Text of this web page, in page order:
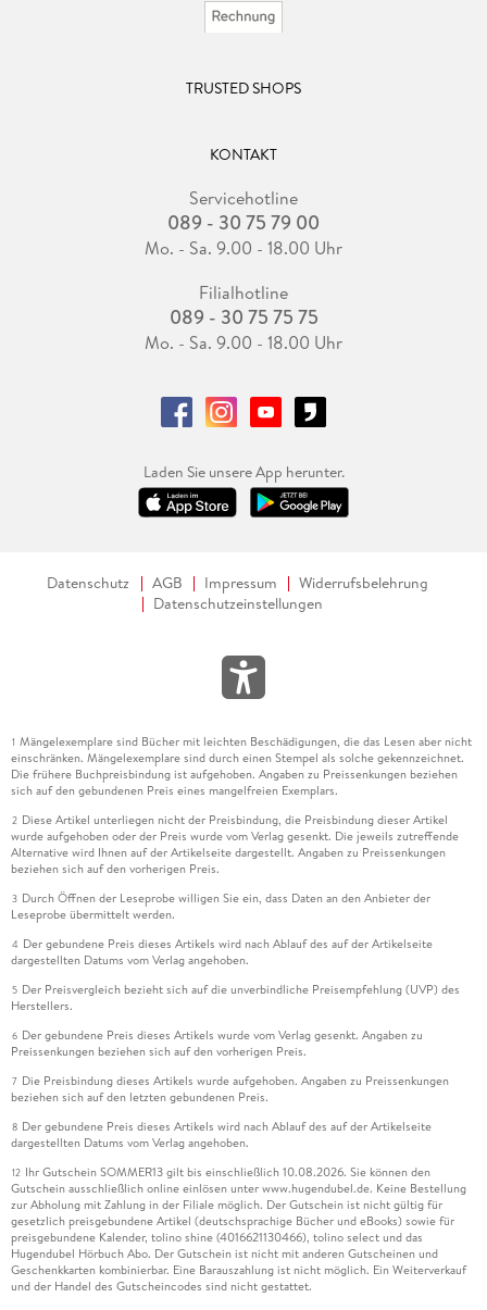
TRUSTED SHOPS
KONTAKT
Servicehotline
089 - 30 75 79 00
Mo. - Sa. 9.00 - 18.00 Uhr
Filialhotline
089 - 30 75 75 75
Mo. - Sa. 9.00 - 18.00 Uhr
Laden Sie unsere App herunter.
Datenschutz AGB Impressum
Widerrufsbelehrung
Datenschutzeinstellungen
1 Mängelexemplare sind Bücher mit leichten Beschädigungen, die das Lesen aber nicht
einschränken. Mängelexemplare sind durch einen Stempel als solche gekennzeichnet.
Die frühere Buchpreisbindung ist aufgehoben. Angaben zu Preissenkungen beziehen
sich auf den gebundenen Preis eines mangelfreien Exemplars.
2 Diese Artikel unterliegen nicht der Preisbindung, die Preisbindung dieser Artikel
wurde aufgehoben oder der Preis wurde vom Verlag gesenkt. Die jeweils zutreffende
Alternative wird Ihnen auf der Artikelseite dargestellt. Angaben zu Preissenkungen
beziehen sich auf den vorherigen Preis.
3 Durch Öffnen der Leseprobe willigen Sie ein, dass Daten an den Anbieter der
Leseprobe übermittelt werden.
4 Der gebundene Preis dieses Artikels wird nach Ablauf des auf der Artikelseite
dargestellten Datums vom Verlag angehoben.
5 Der Preisvergleich bezieht sich auf die unverbindliche Preisempfehlung (UVP) des
Herstellers.
6 Der gebundene Preis dieses Artikels wurde vom Verlag gesenkt. Angaben zu
Preissenkungen beziehen sich auf den vorherigen Preis.
7 Die Preisbindung dieses Artikels wurde aufgehoben. Angaben zu Preissenkungen
beziehen sich auf den letzten gebundenen Preis.
8 Der gebundene Preis dieses Artikels wird nach Ablauf des auf der Artikelseite
dargestellten Datums vom Verlag angehoben.
12 Ihr Gutschein SOMMER13 gilt bis einschließlich 10.08.2026. Sie können den
Gutschein ausschließlich online einlösen unter www.hugendubel.de. Keine Bestellung
zur Abholung mit Zahlung in der Filiale möglich. Der Gutschein ist nicht gültig für
gesetzlich preisgebundene Artikel (deutschsprachige Bücher und eBooks) sowie für
preisgebundene Kalender, tolino shine (4016621130466), tolino select und das
Hugendubel Hörbuch Abo. Der Gutschein ist nicht mit anderen Gutscheinen und
Geschenkkarten kombinierbar. Eine Barauszahlung ist nicht möglich. Ein Weiterverkauf
und der Handel des Gutscheincodes sind nicht gestattet.